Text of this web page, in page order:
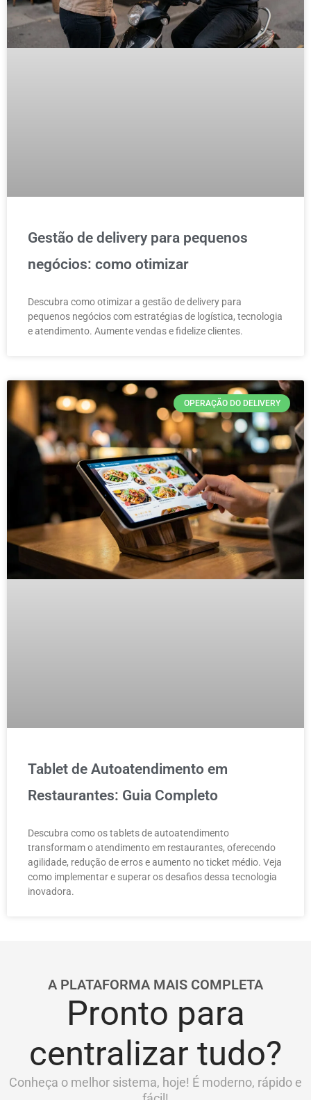
Gestão de delivery para pequenos
negócios: como otimizar
Descubra como otimizar a gestão de delivery para
pequenos negócios com estratégias de logística, tecnologia
e atendimento. Aumente vendas e fidelize clientes.
OPERAÇÃO DO DELIVERY
Tablet de Autoatendimento em
Restaurantes: Guia Completo
Descubra como os tablets de autoatendimento
transformam o atendimento em restaurantes, oferecendo
agilidade, redução de erros e aumento no ticket médio. Veja
como implementar e superar os desafios dessa tecnologia
inovadora.
A PLATAFORMA MAIS COMPLETA
Pronto para
centralizar tudo?
Conheça o melhor sistema, hoje! É moderno, rápido e